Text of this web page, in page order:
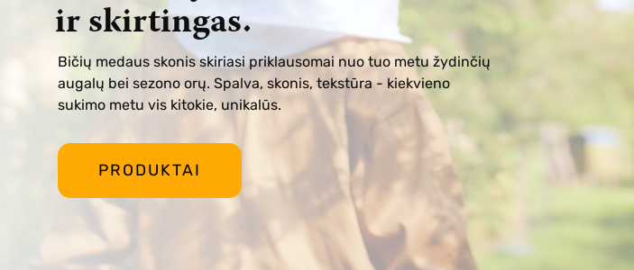
ir skirtingas.
Bičių medaus skonis skiriasi priklausomai nuo tuo metu žydinčių
augalų bei sezono orų. Spalva, skonis, tekstūra - kiekvieno
sukimo metu vis kitokie, unikalūs.
PRODUKTAI